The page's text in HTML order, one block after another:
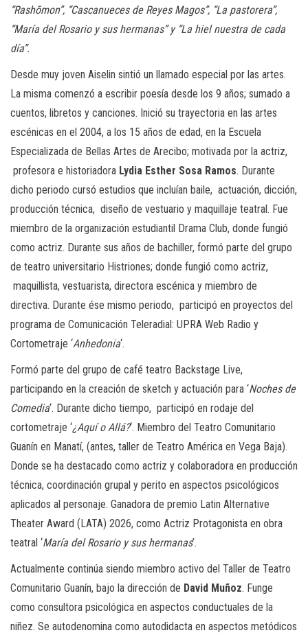
“Rashōmon”, “Cascanueces de Reyes Magos”, “La pastorera”,
“María del Rosario y sus hermanas” y “La hiel nuestra de cada
día”.
Desde muy joven Aiselin sintió un llamado especial por las artes.
La misma comenzó a escribir poesía desde los 9 años; sumado a
cuentos, libretos y canciones. Inició su trayectoria en las artes
escénicas en el 2004, a los 15 años de edad, en la Escuela
Especializada de Bellas Artes de Arecibo; motivada por la actriz,
profesora e historiadora Lydia Esther Sosa Ramos. Durante
dicho periodo cursó estudios que incluían baile, actuación, dicción,
producción técnica, diseño de vestuario y maquillaje teatral. Fue
miembro de la organización estudiantil Drama Club, donde fungió
como actriz. Durante sus años de bachiller, formó parte del grupo
de teatro universitario Histriones; donde fungió como actriz,
maquillista, vestuarista, directora escénica y miembro de
directiva. Durante ése mismo periodo, participó en proyectos del
programa de Comunicación Teleradial: UPRA Web Radio y
Cortometraje ‘Anhedonia‘.
Formó parte del grupo de café teatro Backstage Live,
participando en la creación de sketch y actuación para ‘Noches de
Comedia‘. Durante dicho tiempo, participó en rodaje del
cortometraje ‘¿Aquí o Allá?‘. Miembro del Teatro Comunitario
Guanín en Manatí, (antes, taller de Teatro América en Vega Baja).
Donde se ha destacado como actriz y colaboradora en producción
técnica, coordinación grupal y perito en aspectos psicológicos
aplicados al personaje. Ganadora de premio Latin Alternative
Theater Award (LATA) 2026, como Actriz Protagonista en obra
teatral ‘María del Rosario y sus hermanas’.
Actualmente continúa siendo miembro activo del Taller de Teatro
Comunitario Guanín, bajo la dirección de David Muñoz. Funge
como consultora psicológica en aspectos conductuales de la
niñez. Se autodenomina como autodidacta en aspectos metódicos